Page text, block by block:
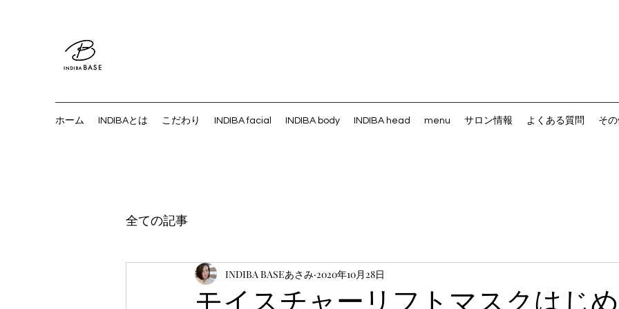
ホーム INDIBAとは こだわり INDIBA facial INDIBA body INDIBA head menu サロン情報 よくある質問 そ
全ての記事
モイスチャーリフトマスクはじ
INDIBA BASEあさみ 2020年10月28日